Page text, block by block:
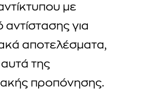
με
αντίστασης για
αποτελέσματα,
της
προπόνησης.